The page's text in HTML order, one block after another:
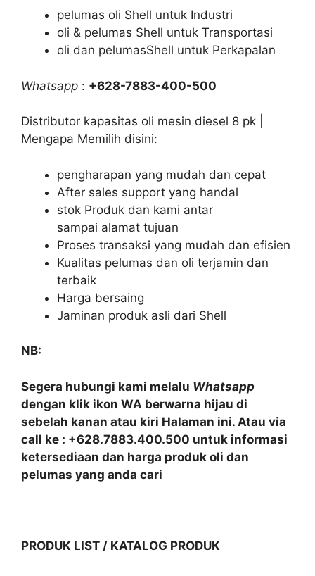
pelumas oli Shell untuk Industri
oli & pelumas Shell untuk Transportasi
oli dan pelumasShell untuk Perkapalan
Whatsapp : +628-7883-400-500
Distributor kapasitas oli mesin diesel 8 pk |
Mengapa Memilih disini:
pengharapan yang mudah dan cepat
After sales support yang handal
stok Produk dan kami antar
sampai alamat tujuan
Proses transaksi yang mudah dan efisien
Kualitas pelumas dan oli terjamin dan
terbaik
Harga bersaing
Jaminan produk asli dari Shell
NB:
Segera hubungi kami melalu Whatsapp
dengan klik ikon WA berwarna hijau di
sebelah kanan atau kiri Halaman ini. Atau via
call ke : +628.7883.400.500 untuk informasi
ketersediaan dan harga produk oli dan
pelumas yang anda cari
PRODUK LIST / KATALOG PRODUK